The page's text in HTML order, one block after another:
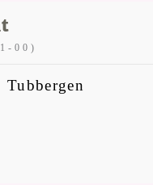
00)
Tubbergen